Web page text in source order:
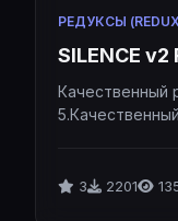
РЕДУКСЫ
SILENCE v2
Качественный
3 2201